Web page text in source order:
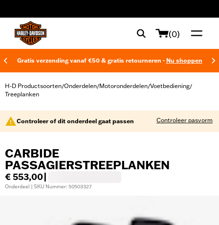
(0)
Gratis verzending vanaf €50 & gratis retourneren - Nu shoppen
H-D Productsoorten/Onderdelen/Motoronderdelen/Voetbediening/
Treeplanken
Controleer of dit onderdeel gaat passen Controleer pasvorm
CARBIDE
PASSAGIERSTREEPLANKEN
€ 553,00
Onderdeel | SKU Nummer: 50503327